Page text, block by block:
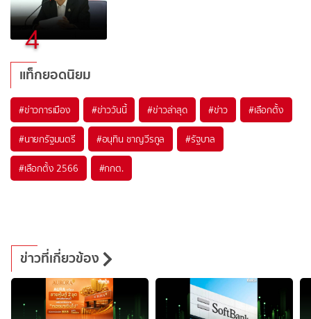
4
แท็กยอดนิยม
#ข่าวการเมือง #ข่าววันนี้ #ข่าวล่าสุด #ข่าว #เลือกตั้ง
#นายกรัฐมนตรี #อนุทิน ชาญวีรกูล #รัฐบาล
#เลือกตั้ง 2566 #กกต.
ข่าวที่เกี่ยวข้อง